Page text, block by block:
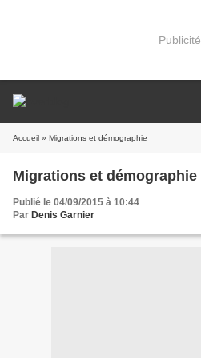
Publicité
Accueil » Migrations et démographie
Migrations et démographie
Publié le 04/09/2015 à 10:44
Par Denis Garnier